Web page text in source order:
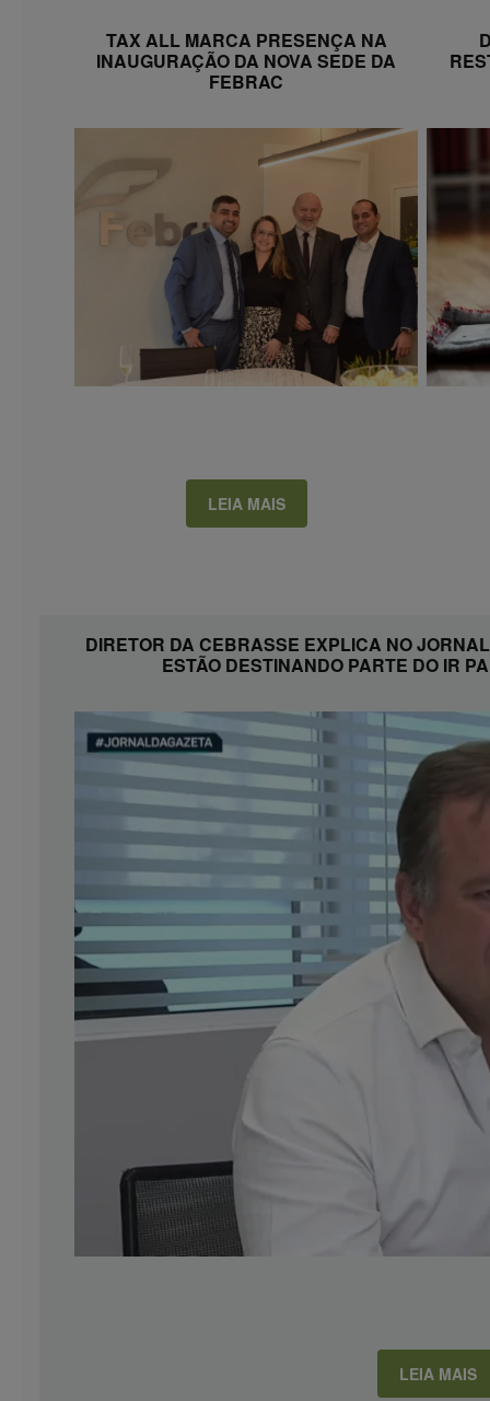
TAX ALL MARCA PRESENÇA NA
INAUGURAÇÃO DA NOVA SEDE DA
FEBRAC
LEIA MAIS
DIRETOR DA CEBRASSE EXPLICA NO
ESTÃO DESTINANDO PARTE DO IR
LEIA MAIS